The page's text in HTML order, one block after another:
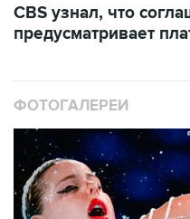
CBS узнал, что
предусматривает
ФОТОГАЛЕРЕИ